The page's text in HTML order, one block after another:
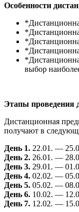
Особенности
выбор
Этапы проведения
Дистанционная
получают в
День 1. 22.01. —
День 2. 26.01. —
День 3. 29.01. —
День 4. 02.02. —
День 5. 05.02. —
День 6. 10.02. —
День 7. 12.02. —